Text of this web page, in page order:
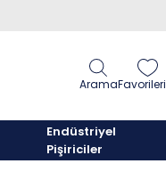
Arama
Endüstriyel
Pişiriciler